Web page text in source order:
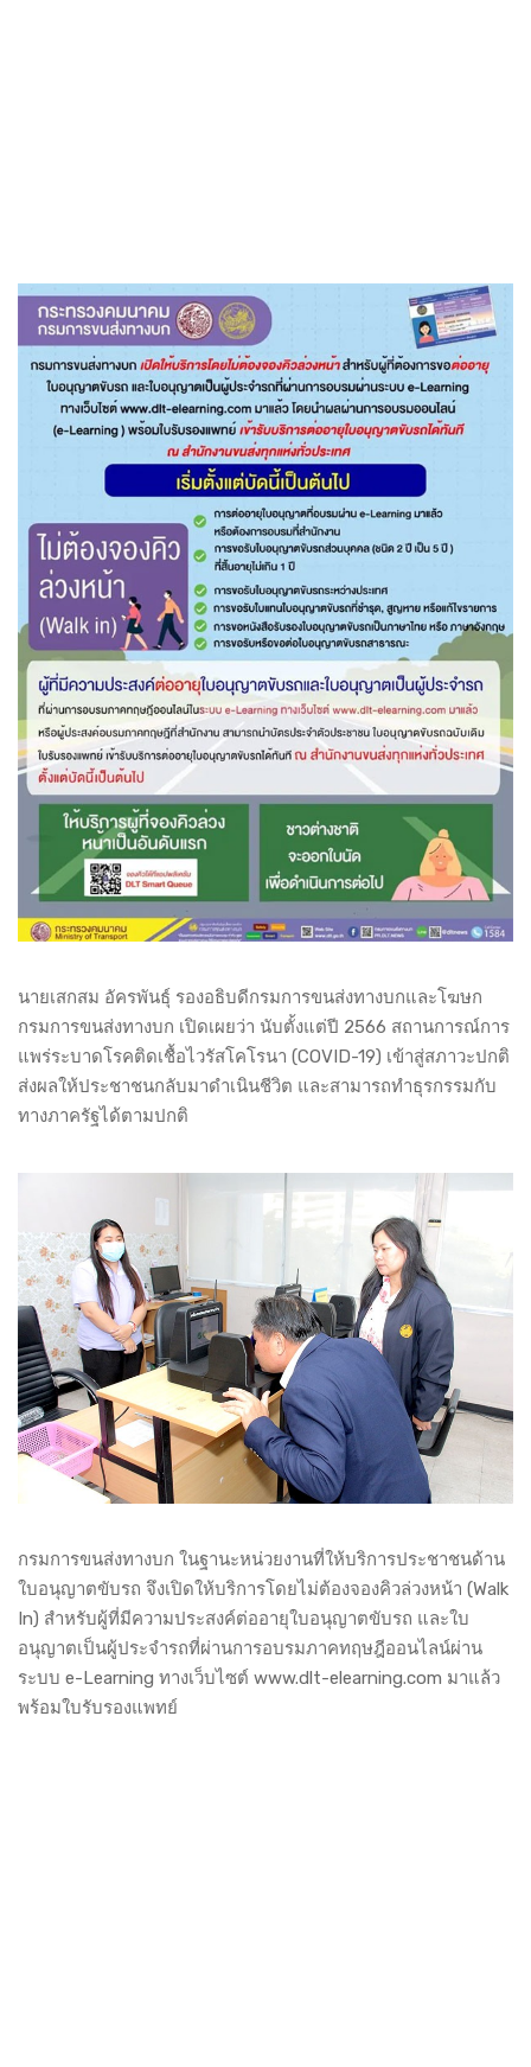
นายเสกสม อัครพันธุ์ รองอธิบดีกรมการขนส่งทางบกและโฆษก
กรมการขนส่งทางบก เปิดเผยว่า นับตั้งแต่ปี 2566 สถานการณ์การ
แพร่ระบาดโรคติดเชื้อไวรัสโคโรนา (COVID-19) เข้าสู่สภาวะปกติ
ส่งผลให้ประชาชนกลับมาดำเนินชีวิต และสามารถทำธุรกรรมกับ
ทางภาครัฐได้ตามปกติ
กรมการขนส่งทางบก ในฐานะหน่วยงานที่ให้บริการประชาชนด้าน
ใบอนุญาตขับรถ จึงเปิดให้บริการโดยไม่ต้องจองคิวล่วงหน้า (Walk
In) สำหรับผู้ที่มีความประสงค์ต่ออายุใบอนุญาตขับรถ และใบ
อนุญาตเป็นผู้ประจำรถที่ผ่านการอบรมภาคทฤษฎีออนไลน์ผ่าน
ระบบ e-Learning ทางเว็บไซต์ www.dlt-elearning.com มาแล้ว
พร้อมใบรับรองแพทย์